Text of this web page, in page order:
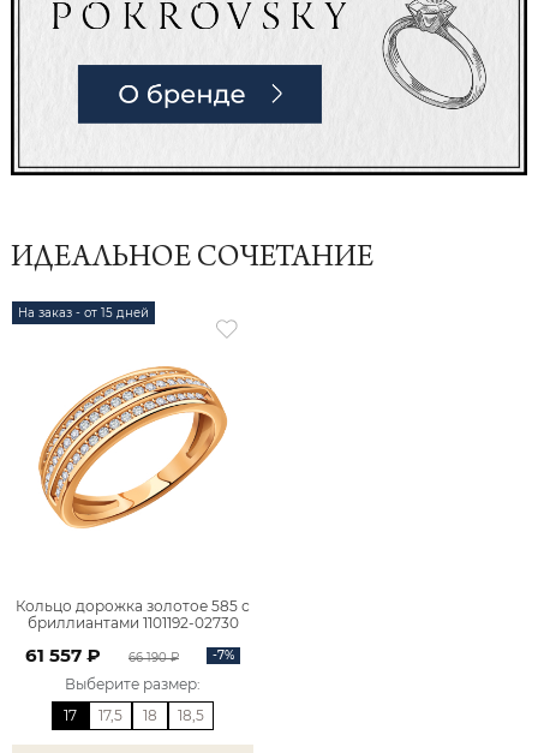
ИДЕАЛЬНОЕ СОЧЕТАНИЕ
На заказ - от 15 дней
Кольцо дорожка золотое 585 с
бриллиантами 1101192-02730
61 557 ₽ 66 190 ₽ -7%
Выберите размер:
17
17,5 18 18,5